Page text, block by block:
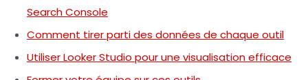
Search Console
Comment tirer parti des données de chaque outil
Utiliser Looker Studio pour une visualisation efficace